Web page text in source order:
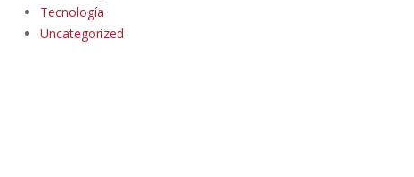
Tecnología
Uncategorized